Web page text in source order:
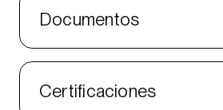
Documentos
Certificaciones